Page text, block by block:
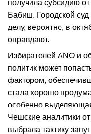
получила субсидию
Бабиш. Городской
делу, вероятно, в
оправдают.
Избирателей ANO и
политик может
фактором,
стала хорошо
особенно
Чешские аналитики
выбрала тактику